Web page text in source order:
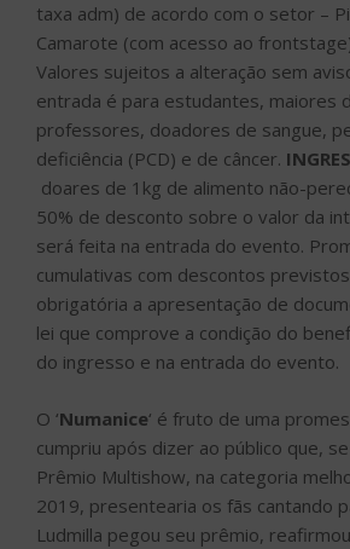
taxa adm) de acordo com o setor –
Camarote (com acesso ao
Valores sujeitos a alteração sem
entrada é para estudantes, maiores
professores, doadores de sangue,
deficiência (PCD) e de câncer.
doares de 1kg de alimento não-
50% de desconto sobre o valor da
será feita na entrada do evento.
cumulativas com descontos
obrigatória a apresentação de
lei que comprove a condição do
do ingresso e na entrada do evento.
O ‘Numanice‘ é fruto de uma
cumpriu após dizer ao público que,
Prêmio Multishow, na categoria
2019, presentearia os fãs cantando
Ludmilla pegou seu prêmio,